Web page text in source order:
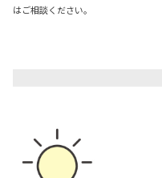
はご相談ください。